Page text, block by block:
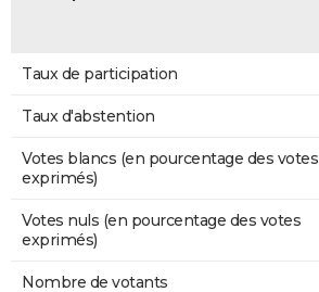
Taux de participation
Taux d'abstention
Votes blancs (en pourcentage des votes
exprimés)
Votes nuls (en pourcentage des votes
exprimés)
Nombre de votants